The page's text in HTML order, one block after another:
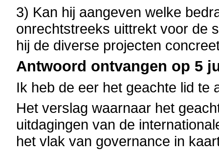
3) Kan hij aangeven welke
onrechtstreeks uittrekt voor de
hij de diverse projecten
Antwoord ontvangen op 5
Ik heb de eer het geachte lid te
Het verslag waarnaar het
uitdagingen van de
het vlak van governance in